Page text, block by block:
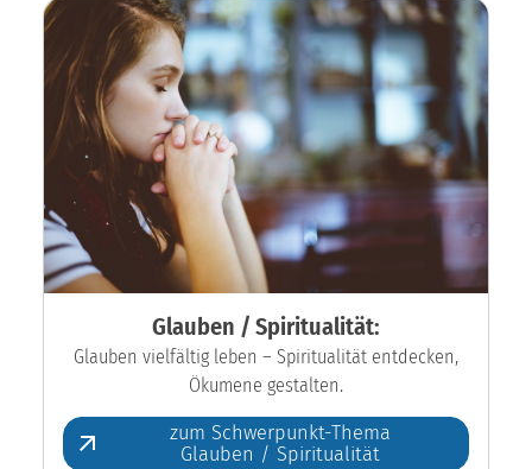
Glauben / Spiritualität:
Glauben vielfältig leben – Spiritualität entdecken,
Ökumene gestalten.
zum Schwerpunkt-Thema
Glauben / Spiritualität